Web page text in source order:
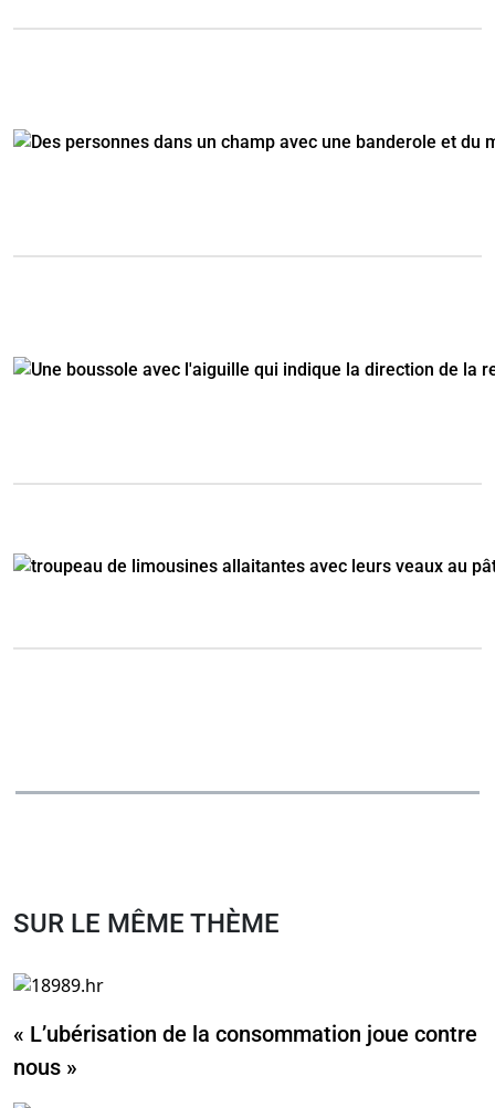
SUR LE MÊME THÈME
« L’ubérisation de la consommation joue contre
nous »